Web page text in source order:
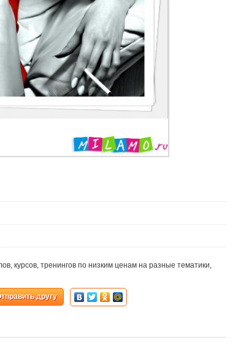
курсов, тренингов по низким ценам на разные тематики,
другу